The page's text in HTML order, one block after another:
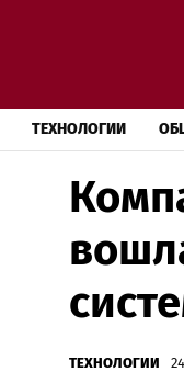
ТЕХНОЛОГИИ
ТЕХНОЛОГИИ